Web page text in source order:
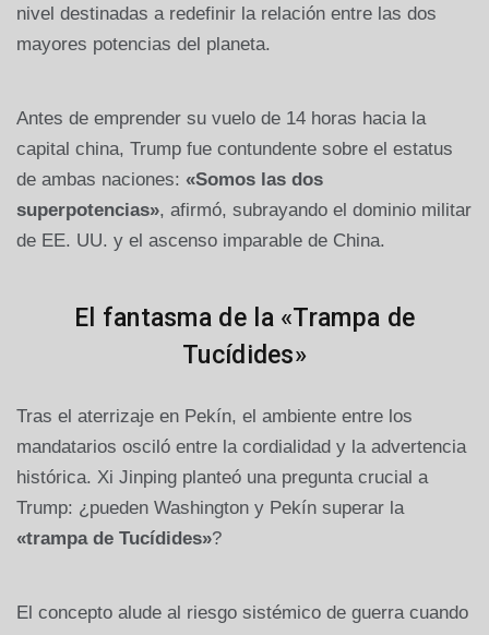
nivel destinadas a redefinir la relación entre las dos
mayores potencias del planeta.
Antes de emprender su vuelo de 14 horas hacia la
capital china, Trump fue contundente sobre el estatus
de ambas naciones: «Somos las dos
superpotencias», afirmó, subrayando el dominio militar
de EE. UU. y el ascenso imparable de China.
El fantasma de la «Trampa de
Tucídides»
Tras el aterrizaje en Pekín, el ambiente entre los
mandatarios osciló entre la cordialidad y la advertencia
histórica. Xi Jinping planteó una pregunta crucial a
Trump: ¿pueden Washington y Pekín superar la
«trampa de Tucídides»?
El concepto alude al riesgo sistémico de guerra cuando